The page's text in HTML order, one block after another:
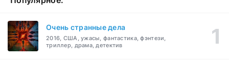
Очень странные дела
2016, США, ужасы, фантастика, фэнтези,
триллер, драма, детектив